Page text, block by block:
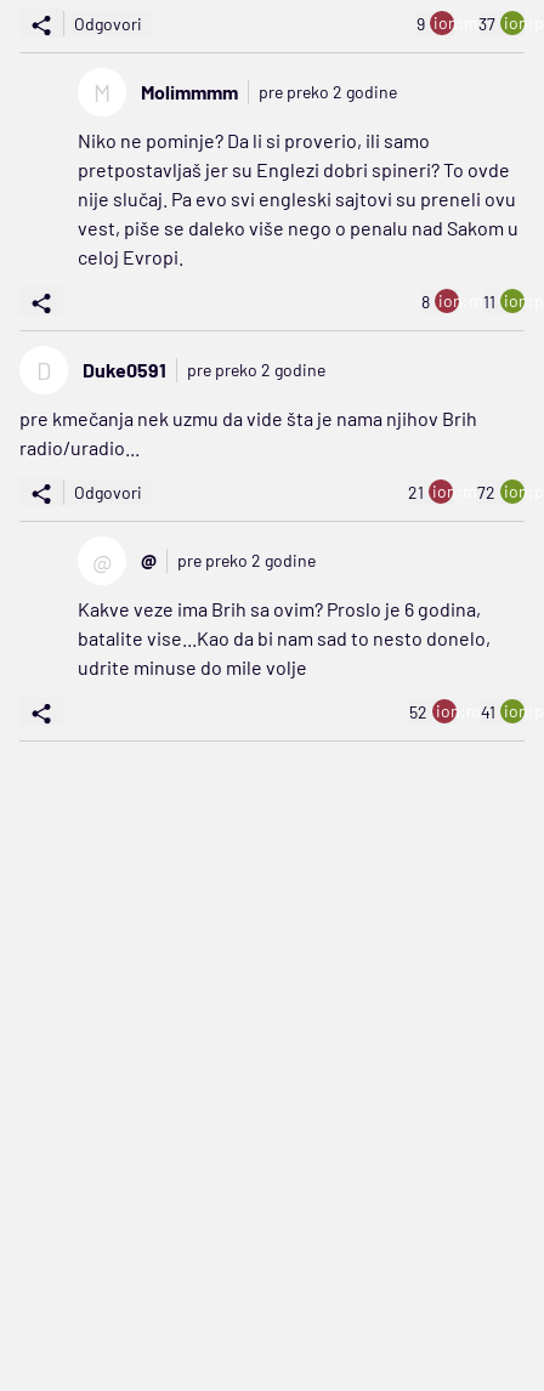
Odgovori 9 ion:minus
37
M Molimmmm pre preko 2 godine
Niko ne pominje? Da li si proverio, ili samo
pretpostavljaš jer su Englezi dobri spineri? To ovde
nije slučaj. Pa evo svi engleski sajtovi su preneli ovu
vest, piše se daleko više nego o penalu nad Sakom u
celoj Evropi.
8 ion:minus
11
D Duke0591 pre preko 2 godine
pre kmečanja nek uzmu da vide šta je nama njihov Brih
radio/uradio...
Odgovori 21 ion:minus
72
@ @ pre preko 2 godine
Kakve veze ima Brih sa ovim? Proslo je 6 godina,
batalite vise...Kao da bi nam sad to nesto donelo,
udrite minuse do mile volje
52 ion:minus
41